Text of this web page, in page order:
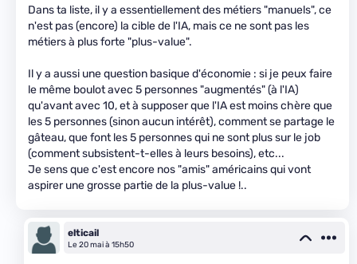
Dans ta liste, il y a essentiellement des métiers "manuels", ce
n'est pas (encore) la cible de l'IA, mais ce ne sont pas les
métiers à plus forte "plus-value".
Il y a aussi une question basique d'économie : si je peux faire
le même boulot avec 5 personnes "augmentés" (à l'IA)
qu'avant avec 10, et à supposer que l'IA est moins chère que
les 5 personnes (sinon aucun intérêt), comment se partage le
gâteau, que font les 5 personnes qui ne sont plus sur le job
(comment subsistent-t-elles à leurs besoins), etc...
Je sens que c'est encore nos "amis" américains qui vont
aspirer une grosse partie de la plus-value !..
elticail
Le 20 mai à 15h50